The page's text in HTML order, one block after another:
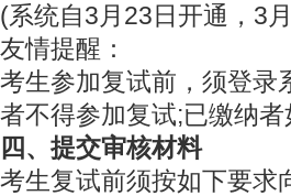
(系统自3月23日开通，3
友情提醒：
考生参加复试前，须登录
者不得参加复试;已缴纳
四、提交审核材料
考生复试前须按如下要求